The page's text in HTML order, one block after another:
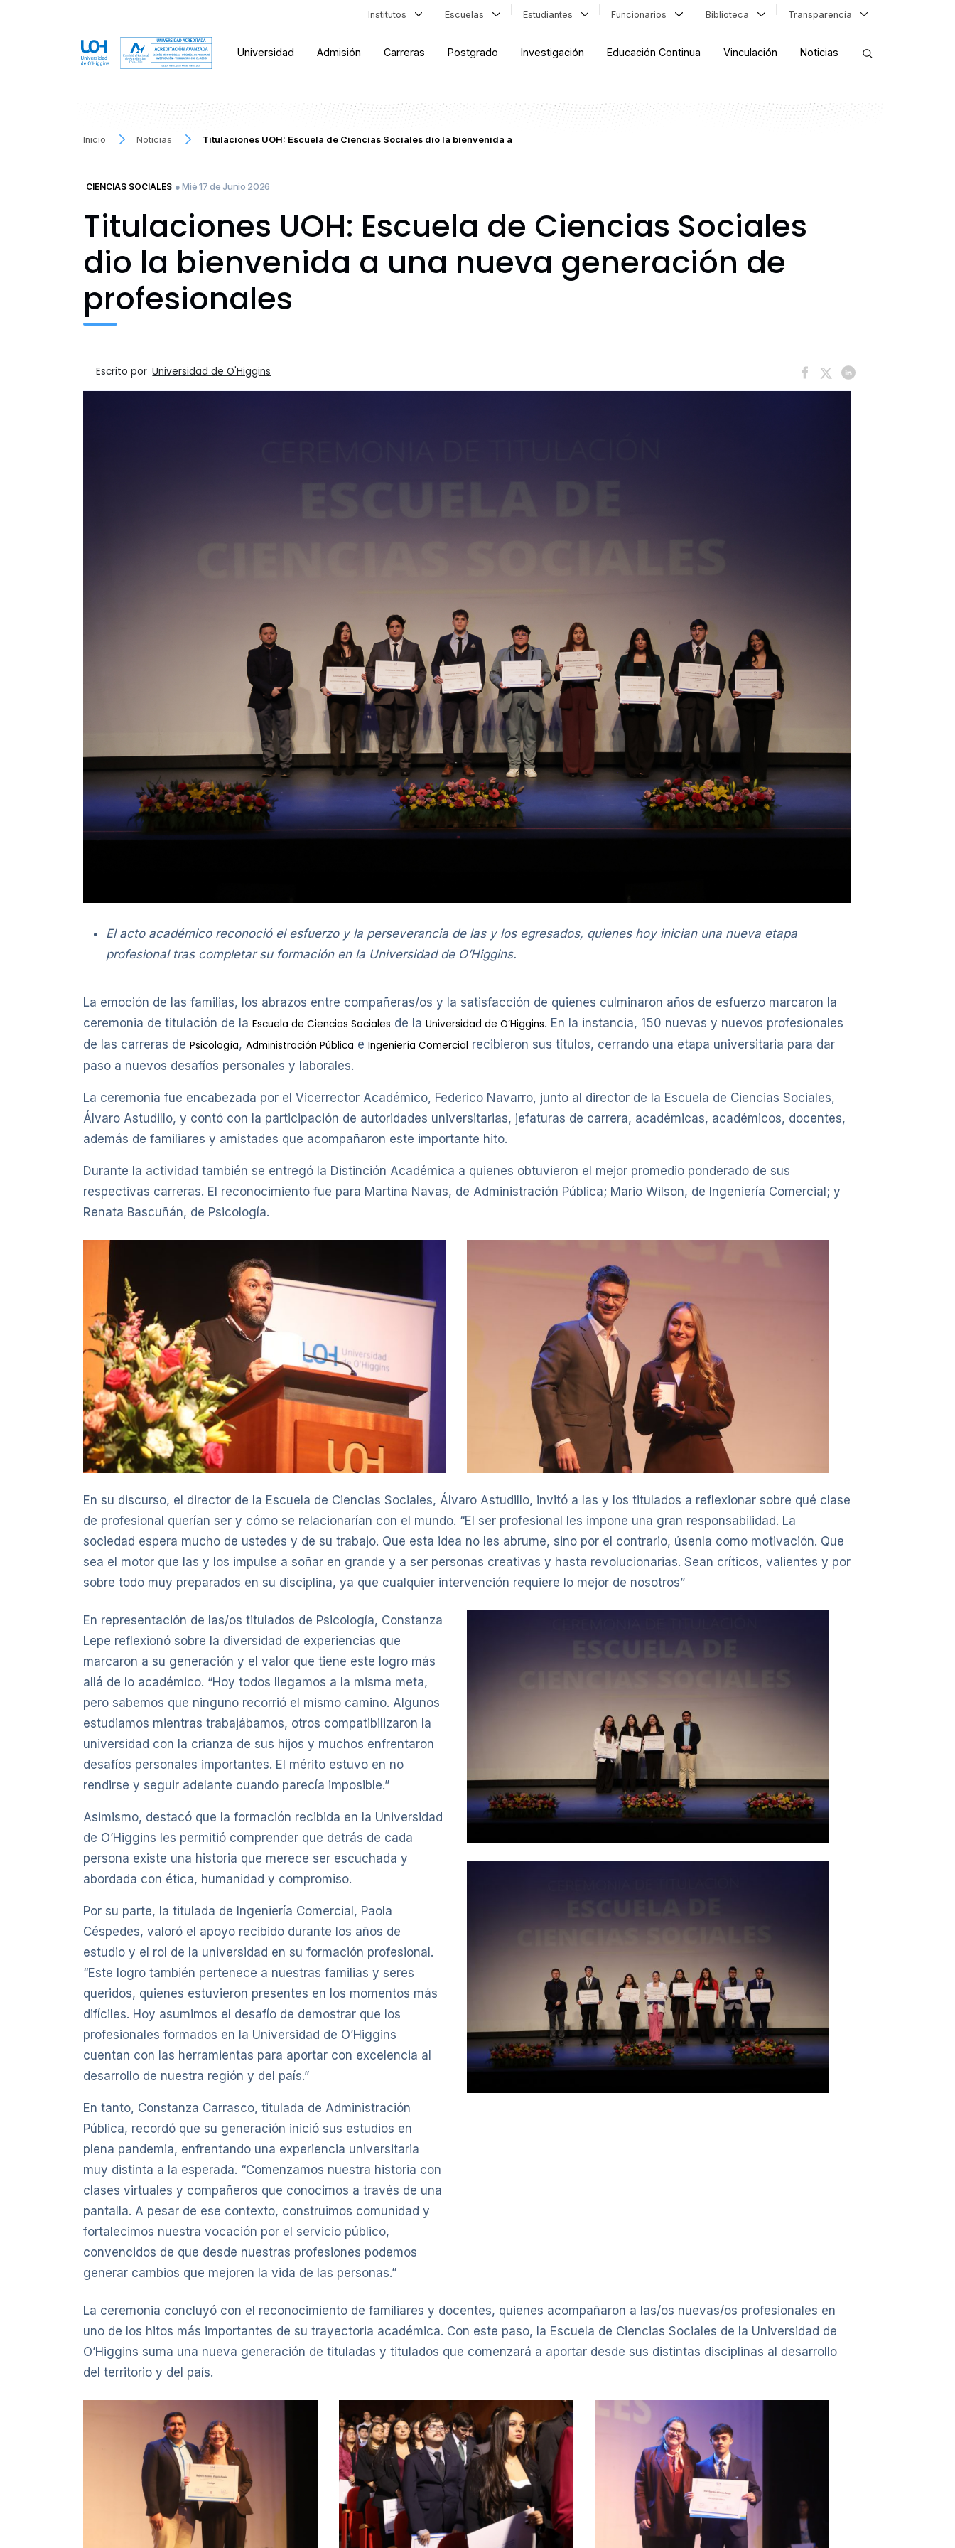
Institutos Escuelas Estudiantes Funcionarios Biblioteca Transparencia
Universidad Admisión Carreras Postgrado Investigación Educación Continua Vinculación Noticias
Inicio Noticias Titulaciones UOH: Escuela de Ciencias Sociales dio la bienvenida a
CIENCIAS SOCIALES ● Mié 17 de Junio 2026
Titulaciones UOH: Escuela de Ciencias Sociales
dio la bienvenida a una nueva generación de
profesionales
Escrito por Universidad de O'Higgins
El acto académico reconoció el esfuerzo y la perseverancia de las y los egresados, quienes hoy inician una nueva etapa
profesional tras completar su formación en la Universidad de O’Higgins.
La emoción de las familias, los abrazos entre compañeras/os y la satisfacción de quienes culminaron años de esfuerzo marcaron la
ceremonia de titulación de la Escuela de Ciencias Sociales de la Universidad de O’Higgins. En la instancia, 150 nuevas y nuevos profesionales
de las carreras de Psicología, Administración Pública e Ingeniería Comercial recibieron sus títulos, cerrando una etapa universitaria para dar
paso a nuevos desafíos personales y laborales.
La ceremonia fue encabezada por el Vicerrector Académico, Federico Navarro, junto al director de la Escuela de Ciencias Sociales,
Álvaro Astudillo, y contó con la participación de autoridades universitarias, jefaturas de carrera, académicas, académicos, docentes,
además de familiares y amistades que acompañaron este importante hito.
Durante la actividad también se entregó la Distinción Académica a quienes obtuvieron el mejor promedio ponderado de sus
respectivas carreras. El reconocimiento fue para Martina Navas, de Administración Pública; Mario Wilson, de Ingeniería Comercial; y
Renata Bascuñán, de Psicología.
En su discurso, el director de la Escuela de Ciencias Sociales, Álvaro Astudillo, invitó a las y los titulados a reflexionar sobre qué clase
de profesional querían ser y cómo se relacionarían con el mundo. “El ser profesional les impone una gran responsabilidad. La
sociedad espera mucho de ustedes y de su trabajo. Que esta idea no les abrume, sino por el contrario, úsenla como motivación. Que
sea el motor que las y los impulse a soñar en grande y a ser personas creativas y hasta revolucionarias. Sean críticos, valientes y por
sobre todo muy preparados en su disciplina, ya que cualquier intervención requiere lo mejor de nosotros”
En representación de las/os titulados de Psicología, Constanza
Lepe reflexionó sobre la diversidad de experiencias que
marcaron a su generación y el valor que tiene este logro más
allá de lo académico. “Hoy todos llegamos a la misma meta,
pero sabemos que ninguno recorrió el mismo camino. Algunos
estudiamos mientras trabajábamos, otros compatibilizaron la
universidad con la crianza de sus hijos y muchos enfrentaron
desafíos personales importantes. El mérito estuvo en no
rendirse y seguir adelante cuando parecía imposible.”
Asimismo, destacó que la formación recibida en la Universidad
de O’Higgins les permitió comprender que detrás de cada
persona existe una historia que merece ser escuchada y
abordada con ética, humanidad y compromiso.
Por su parte, la titulada de Ingeniería Comercial, Paola
Céspedes, valoró el apoyo recibido durante los años de
estudio y el rol de la universidad en su formación profesional.
“Este logro también pertenece a nuestras familias y seres
queridos, quienes estuvieron presentes en los momentos más
difíciles. Hoy asumimos el desafío de demostrar que los
profesionales formados en la Universidad de O’Higgins
cuentan con las herramientas para aportar con excelencia al
desarrollo de nuestra región y del país.”
En tanto, Constanza Carrasco, titulada de Administración
Pública, recordó que su generación inició sus estudios en
plena pandemia, enfrentando una experiencia universitaria
muy distinta a la esperada. “Comenzamos nuestra historia con
clases virtuales y compañeros que conocimos a través de una
pantalla. A pesar de ese contexto, construimos comunidad y
fortalecimos nuestra vocación por el servicio público,
convencidos de que desde nuestras profesiones podemos
generar cambios que mejoren la vida de las personas.”
La ceremonia concluyó con el reconocimiento de familiares y docentes, quienes acompañaron a las/os nuevas/os profesionales en
uno de los hitos más importantes de su trayectoria académica. Con este paso, la Escuela de Ciencias Sociales de la Universidad de
O’Higgins suma una nueva generación de tituladas y titulados que comenzará a aportar desde sus distintas disciplinas al desarrollo
del territorio y del país.